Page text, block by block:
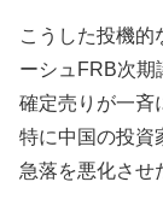
こうした投機的
ーシュFRB次期
確定売りが一斉
特に中国の投資
急落を悪化させ